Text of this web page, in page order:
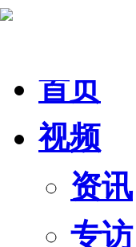
首页
视频
资讯
专访